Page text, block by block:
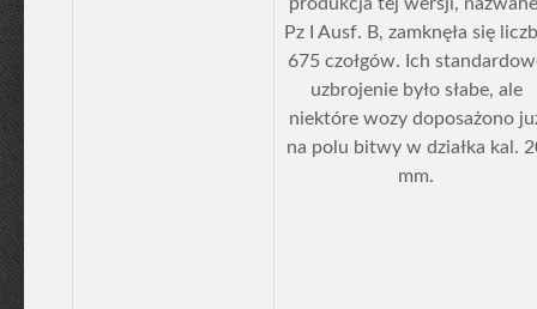
Pz I Ausf. B, zamknęła się
675 czołgów. Ich
uzbrojenie było słabe, ale
niektóre wozy doposażono
na polu bitwy w działka kal.
mm.